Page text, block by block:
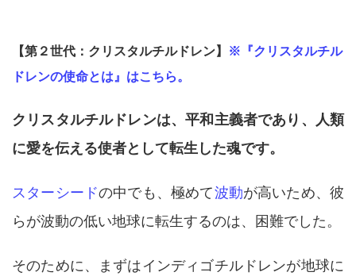
【第２世代：クリスタルチルドレン】
※『クリスタルチル
ドレンの使命とは』はこちら。
クリスタルチルドレンは、平和主義者であり、人類
に愛を伝える使者として転生した魂です。
スターシードの中でも、極めて波動が高いため、彼
らが波動の低い地球に転生するのは、困難でした。
そのために、まずはインディゴチルドレンが地球に